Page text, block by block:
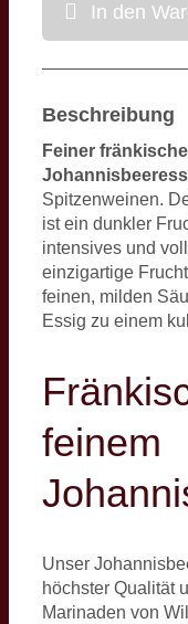
In den
Beschreibung
Feiner
Spitzenweinen.
ist ein dunkler
intensives und
einzigartige
feinen, milden
Essig zu einem
feinem
Unser
höchster Qualität
Marinaden von